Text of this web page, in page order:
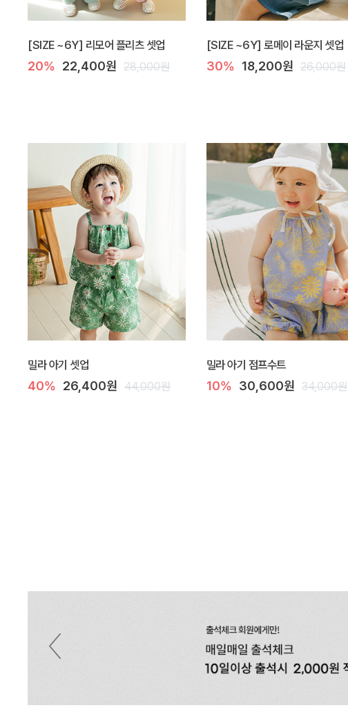
[SIZE ~6Y] 리모어 플리츠 셋업
20% 22,400원 28,000원
[SIZE ~6Y] 로메이 라운지 셋업
30% 18,200원 26,000원
밀라 아기 셋업
40% 26,400원 44,000원
밀라 아기 점프수트
10% 30,600원 34,000원